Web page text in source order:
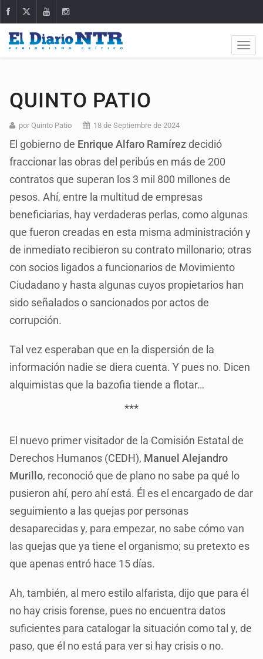
QUINTO PATIO
por Quinto Patio 18 de Septiembre de 2024
El gobierno de Enrique Alfaro Ramírezdecidió
fraccionar las obras del peribús en más de 200
contratos que superan los 3 mil 800 millones de
pesos. Ahí, entre la multitud de empresas
beneficiarias, hay verdaderas perlas, como algunas
que fueron creadas en esta misma administración y
de inmediato recibieron su contrato millonario; otras
con socios ligados a funcionarios de Movimiento
Ciudadano y hasta algunas cuyos propietarios han
sido señalados o sancionados por actos de
corrupción.
Tal vez esperaban que en la dispersión de la
información nadie se diera cuenta. Y pues no. Dicen
alquimistas que la bazofia tiende a flotar…
***
El nuevo primer visitador de la Comisión Estatal de
Derechos Humanos (CEDH), Manuel Alejandro
Murillo, reconoció que de plano no sabe pa qué lo
pusieron ahí, pero ahí está. Él es el encargado de dar
seguimiento a las quejas por personas
desaparecidas y, para empezar, no sabe cómo van
las quejas que ya tiene el organismo; su pretexto es
que apenas entró hace 15 días.
Ah, también, al mero estilo alfarista, dijo que para él
no hay crisis forense, pues no encuentra datos
suficientes para catalogar la situación como tal y, de
paso, que él no está para ver si hay crisis o no.